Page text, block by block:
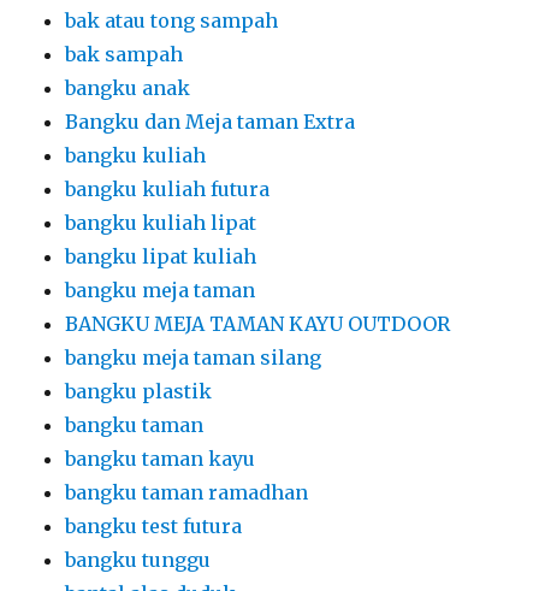
bak atau tong sampah
bak sampah
bangku anak
Bangku dan Meja taman Extra
bangku kuliah
bangku kuliah futura
bangku kuliah lipat
bangku lipat kuliah
bangku meja taman
BANGKU MEJA TAMAN KAYU OUTDOOR
bangku meja taman silang
bangku plastik
bangku taman
bangku taman kayu
bangku taman ramadhan
bangku test futura
bangku tunggu